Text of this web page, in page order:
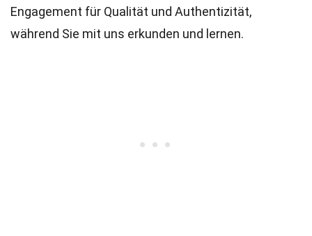
Engagement für Qualität und Authentizität,
während Sie mit uns erkunden und lernen.